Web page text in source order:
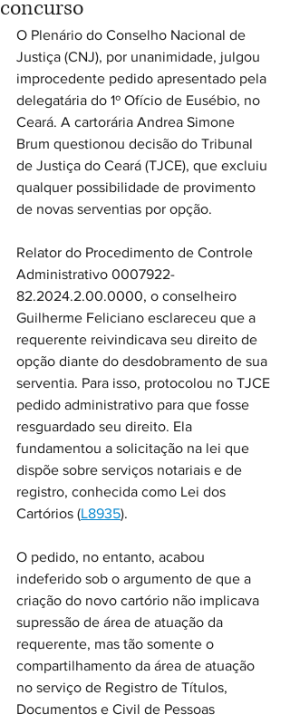
concurso
O Plenário do Conselho Nacional de
Justiça (CNJ), por unanimidade, julgou
improcedente pedido apresentado pela
delegatária do 1º Ofício de Eusébio, no
Ceará. A cartorária Andrea Simone
Brum questionou decisão do Tribunal
de Justiça do Ceará (TJCE), que excluiu
qualquer possibilidade de provimento
de novas serventias por opção.
Relator do Procedimento de Controle
Administrativo 0007922-
82.2024.2.00.0000, o conselheiro
Guilherme Feliciano esclareceu que a
requerente reivindicava seu direito de
opção diante do desdobramento de sua
serventia. Para isso, protocolou no TJCE
pedido administrativo para que fosse
resguardado seu direito. Ela
fundamentou a solicitação na lei que
dispõe sobre serviços notariais e de
registro, conhecida como Lei dos
Cartórios (L8935).
O pedido, no entanto, acabou
indeferido sob o argumento de que a
criação do novo cartório não implicava
supressão de área de atuação da
requerente, mas tão somente o
compartilhamento da área de atuação
no serviço de Registro de Títulos,
Documentos e Civil de Pessoas